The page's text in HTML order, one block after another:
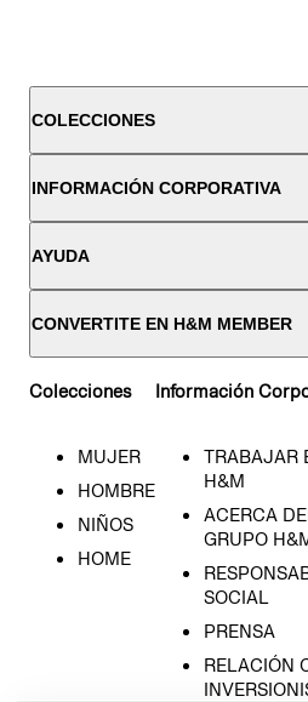
COLECCIONES
INFORMACIÓN CORPORATIVA
AYUDA
CONVERTITE EN H&M MEMBER
Colecciones
MUJER
HOMBRE
NIÑOS
HOME
Información
TRABAJAR
H&M
ACERCA
GRUPO
SOCIAL
PRENSA
RELACIÓN